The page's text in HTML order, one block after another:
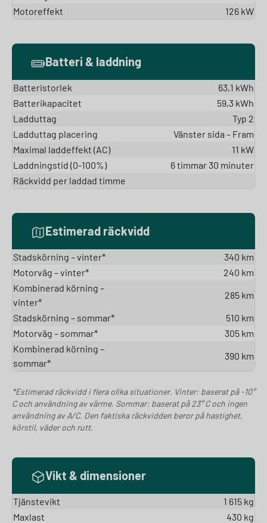
Motoreffekt
126 kW
Batteri & laddning
Batteristorlek
63,1 kWh
Batterikapacitet
59,3 kWh
Ladduttag
Typ 2
Ladduttag placering
Vänster sida – Fram
Maximal laddeffekt (AC)
11 kW
Laddningstid (0-100%)
6 timmar 30 minuter
Räckvidd per laddad timme
Estimerad räckvidd
Stadskörning – vinter*
340 km
Motorväg – vinter*
240 km
Kombinerad körning –
vinter*
285 km
Stadskörning – sommar*
510 km
Motorväg – sommar*
305 km
Kombinerad körning –
sommar*
390 km
*Estimerad räckvidd i flera olika situationer. Vinter: baserat på -10°
C och användning av värme. Sommar: baserat på 23° C och ingen
användning av A/C. Den faktiska räckvidden beror på hastighet,
körstil, väder och rutt.
Vikt & dimensioner
Tjänstevikt
1 615 kg
Maxlast
430 kg